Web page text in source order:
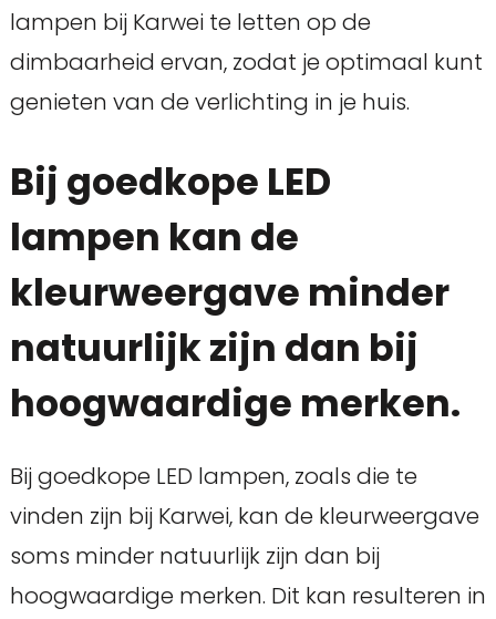
lampen bij Karwei te letten op de
dimbaarheid ervan, zodat je optimaal kunt
genieten van de verlichting in je huis.
Bij goedkope LED
lampen kan de
kleurweergave minder
natuurlijk zijn dan bij
hoogwaardige merken.
Bij goedkope LED lampen, zoals die te
vinden zijn bij Karwei, kan de kleurweergave
soms minder natuurlijk zijn dan bij
hoogwaardige merken. Dit kan resulteren in